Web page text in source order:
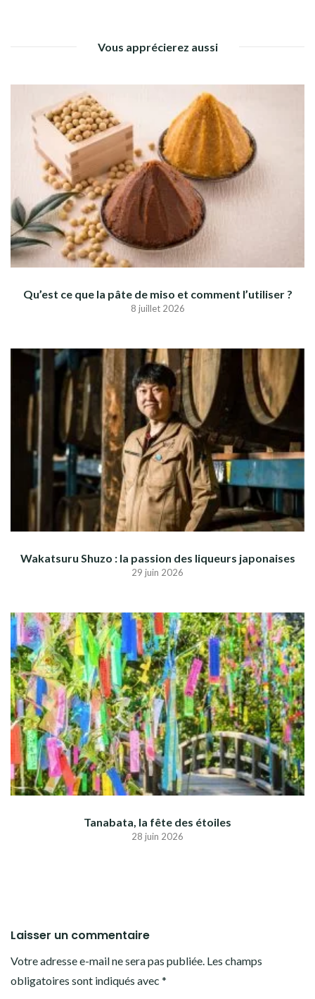
Vous apprécierez aussi
Qu’est ce que la pâte de miso et comment l’utiliser ?
8 juillet 2026
Wakatsuru Shuzo : la passion des liqueurs japonaises
29 juin 2026
Tanabata, la fête des étoiles
28 juin 2026
Laisser un commentaire
Votre adresse e-mail ne sera pas publiée. Les champs
obligatoires sont indiqués avec *